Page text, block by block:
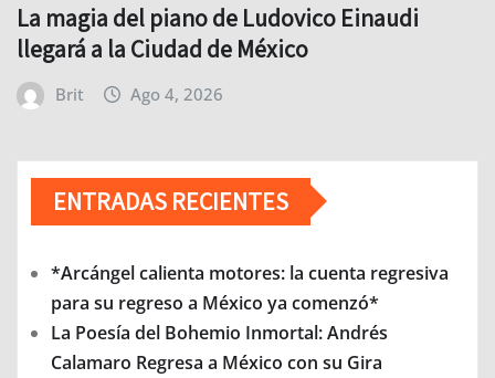
La magia del piano de Ludovico Einaudi
llegará a la Ciudad de México
Brit Ago 4, 2026
ENTRADAS RECIENTES
*Arcángel calienta motores: la cuenta regresiva
para su regreso a México ya comenzó*
La Poesía del Bohemio Inmortal: Andrés
Calamaro Regresa a México con su Gira